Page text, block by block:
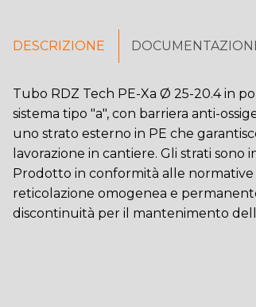
DESCRIZIONE
Tubo RDZ Tech PE-Xa Ø 25-20.4 in
sistema tipo "a", con barriera anti-
uno strato esterno in PE che
lavorazione in cantiere. Gli strati
Prodotto in conformità alle normative
reticolazione omogenea e
discontinuità per il mantenimento